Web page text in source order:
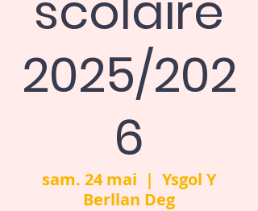
2025/202
6
sam. 24 mai
  |
Ysgol Y
Berllan Deg